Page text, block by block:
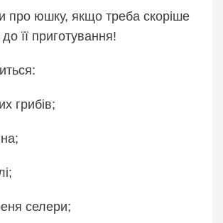
про юшку, якщо треба скоріше
її приготування!
грибів;
селери;